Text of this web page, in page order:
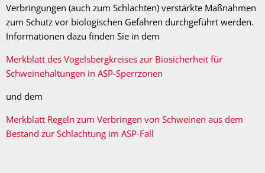
Verbringungen (auch zum Schlachten) verstärkte Maßnahmen
zum Schutz vor biologischen Gefahren durchgeführt werden.
Informationen dazu finden Sie in dem
Merkblatt des Vogelsbergkreises zur Biosicherheit für
Schweinehaltungen in ASP-Sperrzonen
und dem
Merkblatt Regeln zum Verbringen von Schweinen aus dem
Bestand zur Schlachtung im ASP-Fall